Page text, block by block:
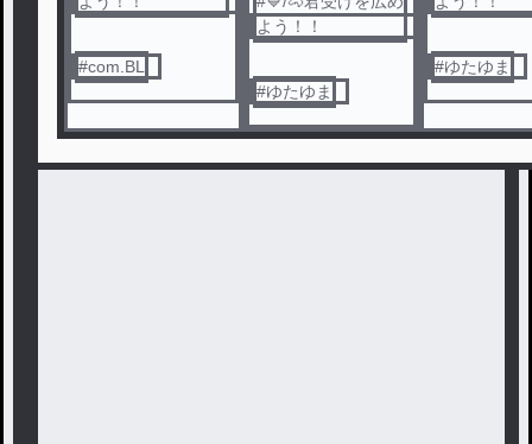
#com.BL
よう！！
#ゆたゆま
#ゆたゆま